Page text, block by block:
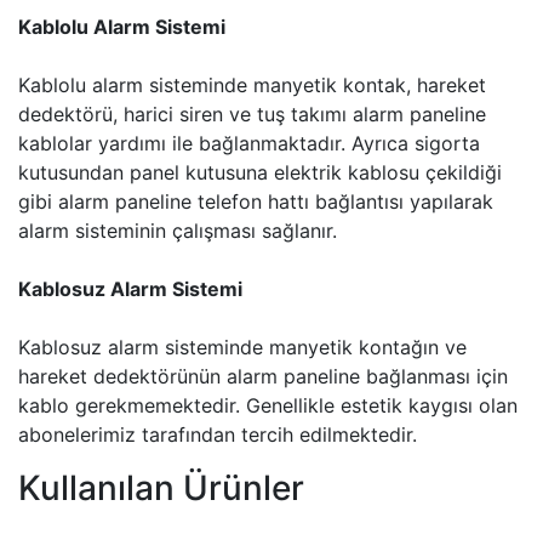
Kablolu Alarm Sistemi
Kablolu alarm sisteminde manyetik kontak, hareket
dedektörü, harici siren ve tuş takımı alarm paneline
kablolar yardımı ile bağlanmaktadır. Ayrıca sigorta
kutusundan panel kutusuna elektrik kablosu çekildiği
gibi alarm paneline telefon hattı bağlantısı yapılarak
alarm sisteminin çalışması sağlanır.
Kablosuz Alarm Sistemi
Kablosuz alarm sisteminde manyetik kontağın ve
hareket dedektörünün alarm paneline bağlanması için
kablo gerekmemektedir. Genellikle estetik kaygısı olan
abonelerimiz tarafından tercih edilmektedir.
Kullanılan Ürünler